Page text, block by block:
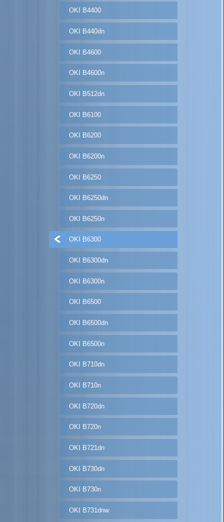
OKI B4400
OKI B440dn
OKI B4600
OKI B4600n
OKI B512dn
OKI B6100
OKI B6200
OKI B6200n
OKI B6250
OKI B6250dn
OKI B6250n
OKI B6300
OKI B6300dn
OKI B6300n
OKI B6500
OKI B6500dn
OKI B6500n
OKI B710dn
OKI B710n
OKI B720dn
OKI B720n
OKI B721dn
OKI B730dn
OKI B730n
OKI B731dnw